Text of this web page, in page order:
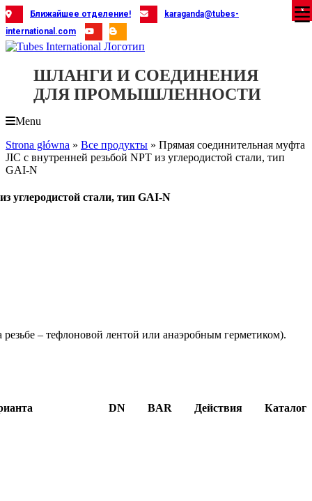
Skip
to
content
Ближайшее отделение!
karaganda@tubes-
international.com
ШЛАНГИ И СОЕДИНЕНИЯ
ДЛЯ ПРОМЫШЛЕННОСТИ
Menu
Strona główna » Все продукты » Прямая соединительная муфта
JIC с внутренней резьбой NPT из углеродистой стали, тип
GAI-N
углеродистой стали, тип GAI-N
– тефлоновой лентой или анаэробным герметиком).
DN BAR Действия Каталог
X
X
X
X
X
X
X
X
X
X
X
X
X
X
X
X
X
X
X